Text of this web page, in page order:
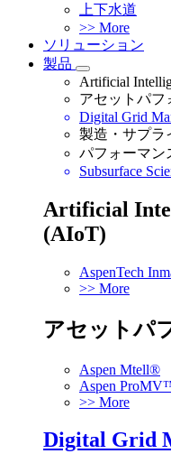
上下水道
>> More
ソリューション
製品
Artificial
アセットパフ
Digital Grid
製造・サプラ
パフォーマン
Subsurface
Artificial
(AIoT)
AspenTech
>> More
アセットパ
Aspen Mtell®
Aspen
>> More
Digital Grid